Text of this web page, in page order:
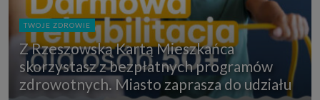
TWOJE ZDROWIE
Z Rzeszowską Kartą Mieszkańca
skorzystasz z bezpłatnych programów
zdrowotnych. Miasto zaprasza do udziału